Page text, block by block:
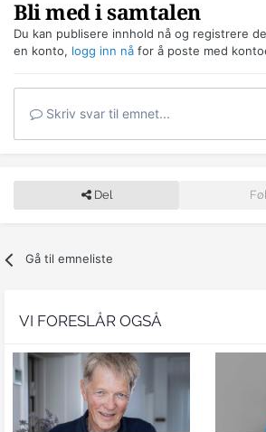
Bli med i samtalen
Du kan publisere innhold nå og registrere
en konto, logg inn nå for å poste med
Skriv svar til emnet...
Del
Gå til emneliste
VI FORESLÅR OGSÅ